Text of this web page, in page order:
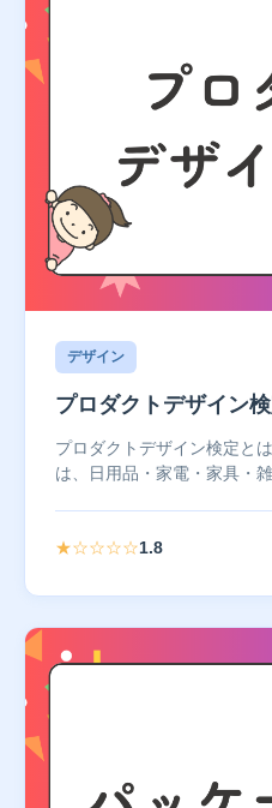
デザイン
プロダクトデザイン
プロダクトデザイン検定と
は、日用品・家電・家具・
★☆☆☆☆1.8